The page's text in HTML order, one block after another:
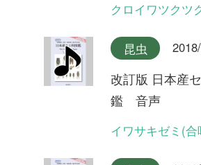
2018/07/06
改訂版 日本産セミ科図
鑑 音声
オオシマゼミ沖縄本島産